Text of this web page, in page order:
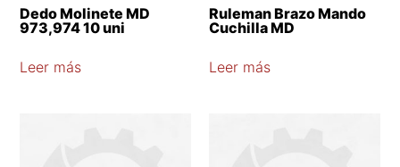
Dedo Molinete MD
973,974 10 uni
Leer más
Ruleman Brazo Mando
Cuchilla MD
Leer más